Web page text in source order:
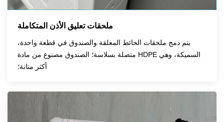
ملحقات تعليق الأذن المتكاملة
يتم دمج ملحقات الحائط المعلقة والصندوق في قطعة واحدة،
متصلة بسلاسة؛ الصندوق مصنوع من مادة HDPE السميكة، وهي
أكثر متانة؛